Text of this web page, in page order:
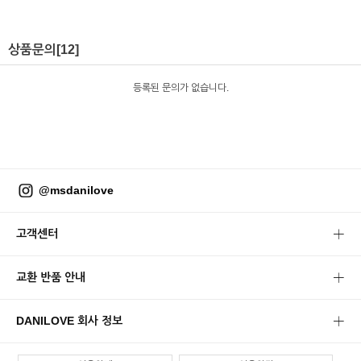
상품문의 [12]
등록된 문의가 없습니다.
@msdanilove
고객센터
교환 반품 안내
DANILOVE 회사 정보